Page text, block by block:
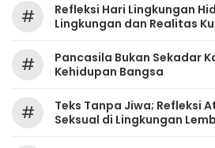
#
Refleksi Hari Lingkungan
Lingkungan dan Realitas
#
Pancasila Bukan Sekadar
Kehidupan Bangsa
#
Teks Tanpa Jiwa; Refleksi
Seksual di Lingkungan